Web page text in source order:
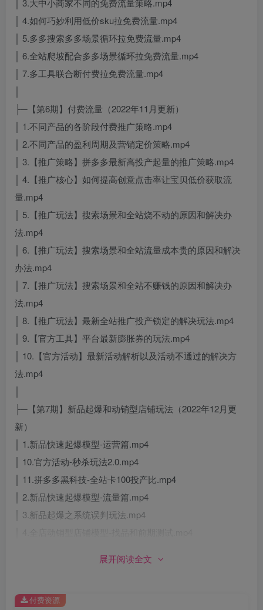
│ 3.大中小商家不同的免费流量策略.mp4
│ 4.如何巧妙利用低价sku拉免费流量.mp4
│ 5.多多搜索多多场景循环拉免费流量.mp4
│ 6.全站爬坡配合多多场景循环拉免费流量.mp4
│ 7.多工具联合断付费拉免费流量.mp4
├─【第6期】付费流量（2022年11月更新）
│ 1.不同产品的各阶段付费推广策略.mp4
│ 2.不同产品的盈利周期及营销定价策略.mp4
│ 3.【推广策略】拼多多最新高投产起量的推广策略.mp4
│ 4.【推广核心】如何提高创意点击率让宝贝低价获取流
量.mp4
│ 5.【推广玩法】搜索场景和全站烧不动的原因和解决办
法.mp4
│ 6.【推广玩法】搜索场景和全站流量成本贵的原因和解决
办法.mp4
│ 7.【推广玩法】搜索场景和全站不赚钱的原因和解决办
法.mp4
│ 8.【推广玩法】最新全站推广投产锁定的解决玩法.mp4
│ 9.【官方工具】平台最新膨胀券的玩法.mp4
│ 10.【官方活动】最新活动解析以及活动不通过的解决方
法.mp4
├─【第7期】新品起爆和动销型店铺玩法（2022年12月更
新）
│ 1.新品快速起爆模型-运营篇.mp4
│ 10.官方活动-秒杀玩法2.0.mp4
│ 11.拼多多黑科技-全站卡100投产比.mp4
│ 2.新品快速起爆模型-流量篇.mp4
│ 3.新品起爆之系统误判玩法.mp4
│ 6.高客单商品起爆模型2.0.mp4
│ 8.拼多多必知-利用图文防止系统比价.mp4
展开阅读全文
付费资源